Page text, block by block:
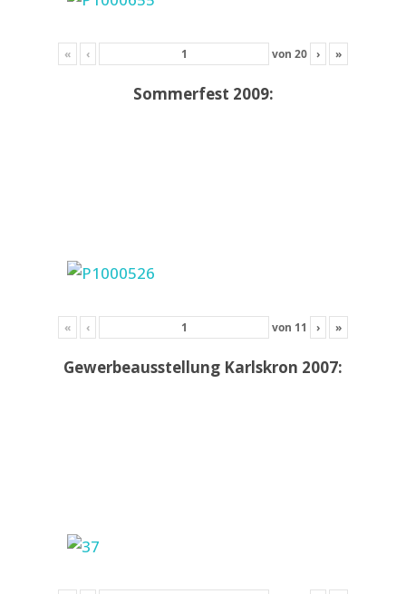
« ‹ von 20 › »
Sommerfest 2009:
« ‹ von 11 › »
Gewerbeausstellung Karlskron 2007: